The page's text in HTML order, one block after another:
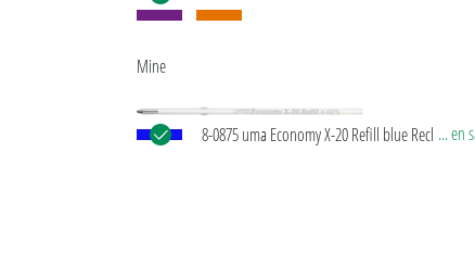
Mine
8-0875 uma Economy X-20 Refill blue Recharge
... en